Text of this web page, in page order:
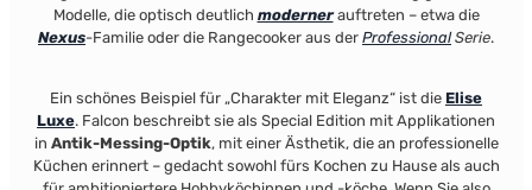
Modelle, die optisch deutlich moderner auftreten – etwa die
Nexus-Familie oder die Rangecooker aus der Professional Serie.
Ein schönes Beispiel für „Charakter mit Eleganz“ ist die Elise
Luxe. Falcon beschreibt sie als Special Edition mit Applikationen
in Antik-Messing-Optik, mit einer Ästhetik, die an professionelle
Küchen erinnert – gedacht sowohl fürs Kochen zu Hause als auch